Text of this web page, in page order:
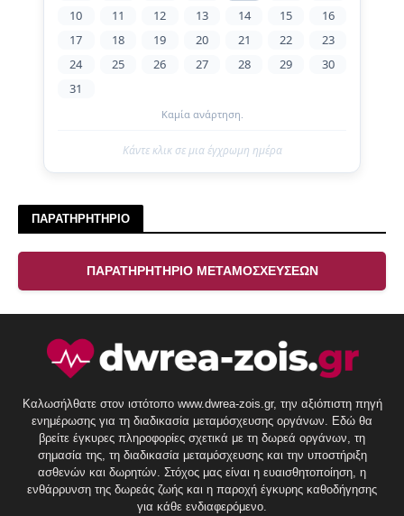
10
11 12 13 14 15
16
17
18 19 20 21 22
23
24
25 26 27 28 29
30
31
Καμία ανάρτηση.
Κάντε κλικ σε μια έγχρωμη ημέρα
ΠΑΡΑΤΗΡΗΤΗΡΙΟ
ΠΑΡΑΤΗΡΗΤΗΡΙΟ ΜΕΤΑΜΟΣΧΕΥΣΕΩΝ
Καλωσήλθατε στον ιστότοπο www.dwrea-zois.gr, την αξιόπιστη πηγή
ενημέρωσης για τη διαδικασία μεταμόσχευσης οργάνων. Εδώ θα
βρείτε έγκυρες πληροφορίες σχετικά με τη δωρεά οργάνων, τη
σημασία της, τη διαδικασία μεταμόσχευσης και την υποστήριξη
ασθενών και δωρητών. Στόχος μας είναι η ευαισθητοποίηση, η
ενθάρρυνση της δωρεάς ζωής και η παροχή έγκυρης καθοδήγησης
για κάθε ενδιαφερόμενο.